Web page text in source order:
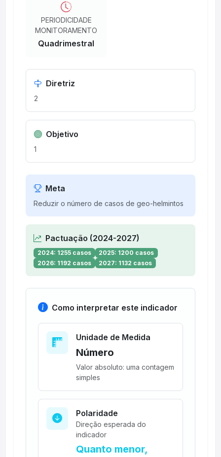
PERIODICIDADE
MONITORAMENTO
Quadrimestral
Diretriz
2
Objetivo
1
Meta
Reduzir o número de casos de geo-helmintos
Pactuação (2024-2027)
2024: 1255 casos
2025: 1200 casos
2026: 1192 casos
2027: 1132 casos
Como interpretar este indicador
Unidade de Medida
Número
Valor absoluto: uma contagem
simples
Polaridade
Direção esperada do
indicador
Quanto menor,